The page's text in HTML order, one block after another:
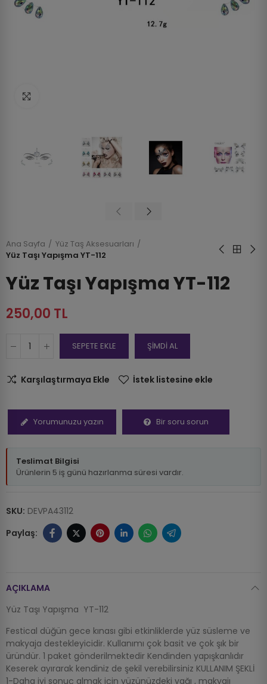
Ana Sayfa
Yüz Taş Aksesuarları
Yüz Taşı Yapışma YT-112
Yüz Taşı Yapışma YT-112
250,00 TL
SEPETE EKLE ŞİMDİ AL
Karşılaştırmaya Ekle İstek listesine ekle
Yorumunuzu yazın Bir soru sorun
Teslimat Bilgisi
Ürünlerin 5 iş günü hazırlanma süresi vardır.
SKU: DEVPA43112
AÇIKLAMA
Yüz Taşı Yapışma YT-112
Festical düğün gece kınası gibi etkinliklerde yüz süsleme ve
makyaja destekleyicidir. Kullanımı çok basit ve çok şık bir
üründür. 1 paket gönderilmektedir Kendinden yapışkanlıdır
Keserek ayırarak kendiniz de şekil verebilirsiniz KULLANIM ŞEKLİ
1-Daha iyi sonuç almak için yüzünüzdeki yağı , makyajı